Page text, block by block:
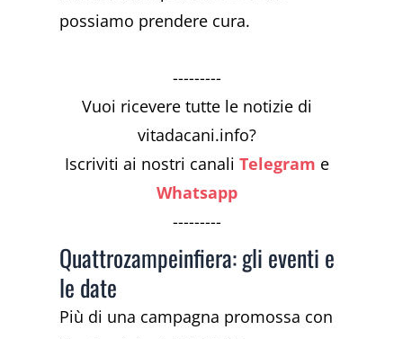
possiamo prendere cura.
---------
Vuoi ricevere tutte le notizie di
vitadacani.info?
Iscriviti ai nostri canaliTelegram e
Whatsapp
---------
Quattrozampeinfiera: gli eventi e
le date
Più di una campagna promossa con